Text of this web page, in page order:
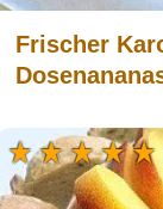
Frischer